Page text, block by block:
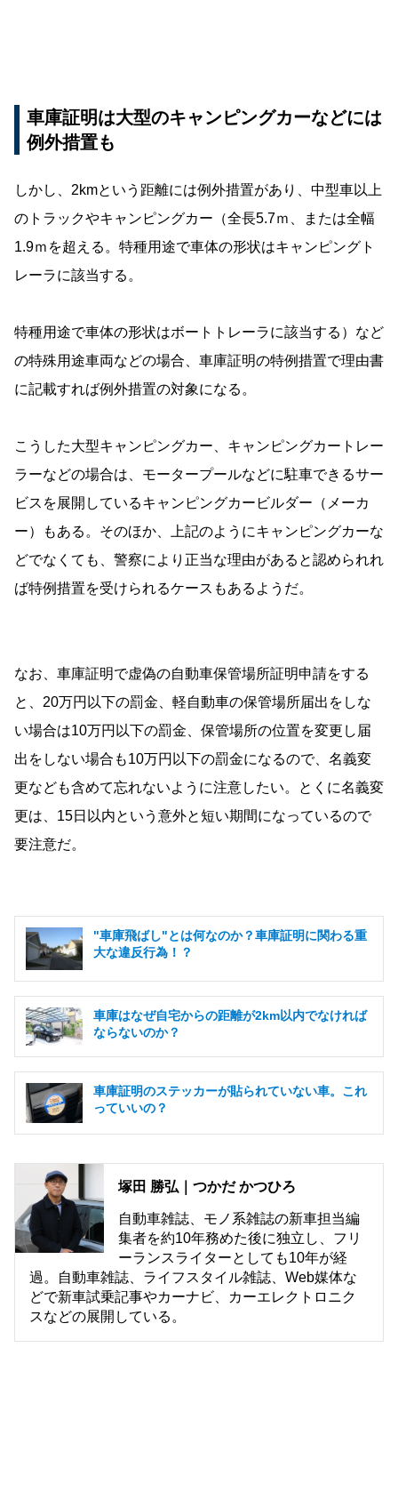
車庫証明は大型のキャンピングカーなどには
例外措置も
しかし、2kmという距離には例外措置があり、中型車以上
のトラックやキャンピングカー（全長5.7ｍ、または全幅
1.9ｍを超える。特種用途で車体の形状はキャンピングト
レーラに該当する。
特種用途で車体の形状はボートトレーラに該当する）など
の特殊用途車両などの場合、車庫証明の特例措置で理由書
に記載すれば例外措置の対象になる。
こうした大型キャンピングカー、キャンピングカートレー
ラーなどの場合は、モータープールなどに駐車できるサー
ビスを展開しているキャンピングカービルダー（メーカ
ー）もある。そのほか、上記のようにキャンピングカーな
どでなくても、警察により正当な理由があると認められれ
ば特例措置を受けられるケースもあるようだ。
なお、車庫証明で虚偽の自動車保管場所証明申請をする
と、20万円以下の罰金、軽自動車の保管場所届出をしな
い場合は10万円以下の罰金、保管場所の位置を変更し届
出をしない場合も10万円以下の罰金になるので、名義変
更なども含めて忘れないように注意したい。とくに名義変
更は、15日以内という意外と短い期間になっているので
要注意だ。
"車庫飛ばし"とは何なのか？車庫証明に関わる重
大な違反行為！？
車庫はなぜ自宅からの距離が2km以内でなければ
ならないのか？
車庫証明のステッカーが貼られていない車。これ
っていいの？
塚田 勝弘｜つかだ かつひろ
自動車雑誌、モノ系雑誌の新車担当編
集者を約10年務めた後に独立し、フリ
ーランスライターとしても10年が経
過。自動車雑誌、ライフスタイル雑誌、Web媒体な
どで新車試乗記事やカーナビ、カーエレクトロニク
スなどの展開している。